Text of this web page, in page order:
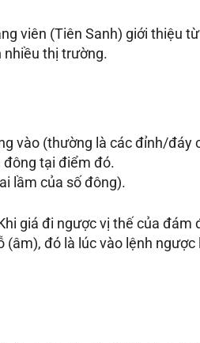
viên (Tiên Sanh) giới thiệu
nhiều thị trường.
vào (thường là các đỉnh/đáy
đông tại điểm đó.
lầm của số đông).
giá đi ngược vị thế của đám
(âm), đó là lúc vào lệnh ngược